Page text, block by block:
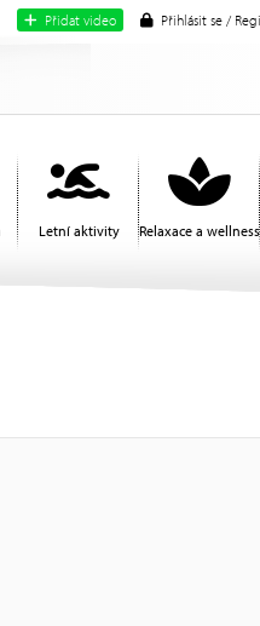
Přidat video Přihlásit se /
Letní aktivity Relaxace a wellness